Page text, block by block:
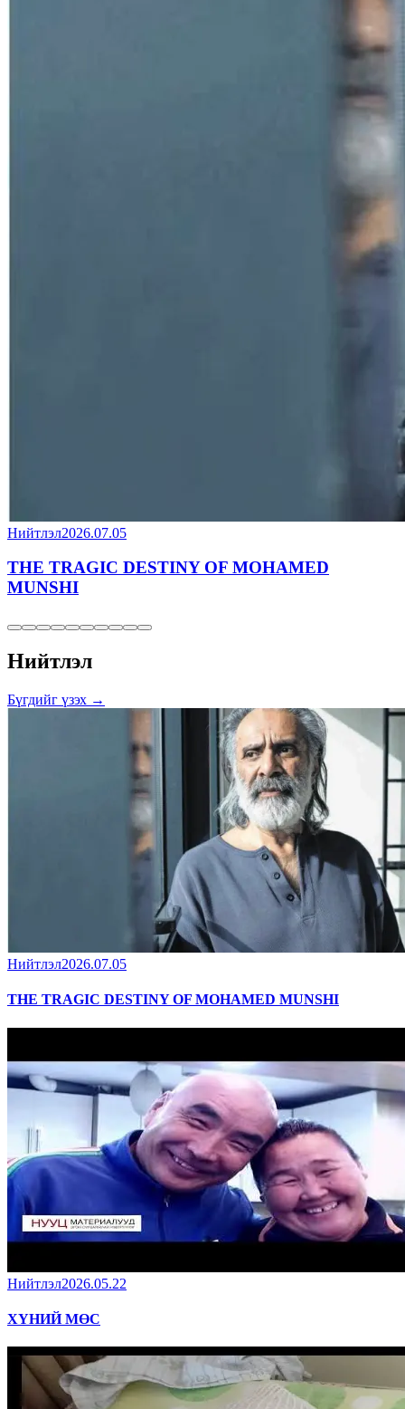
Нийтлэл2026.07.05
THE TRAGIC DESTINY OF MOHAMED
MUNSHI
Нийтлэл
Бүгдийг үзэх →
Нийтлэл2026.07.05
THE TRAGIC DESTINY OF MOHAMED MUNSHI
Нийтлэл2026.05.22
ХҮНИЙ МӨС